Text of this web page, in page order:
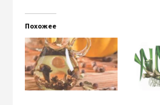
Похожее